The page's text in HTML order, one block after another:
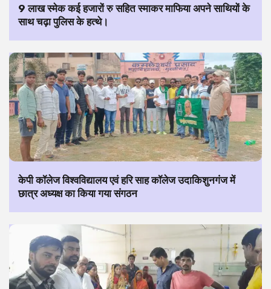
9 लाख स्मेक कई हजारों रु सहित स्माकर माफिया अपने साथियों के
साथ चढ़ा पुलिस के हत्थे।
केपी कॉलेज विश्वविद्यालय एवं हरि साह कॉलेज उदाकिशुनगंज में
छात्र अध्यक्ष का किया गया संगठन